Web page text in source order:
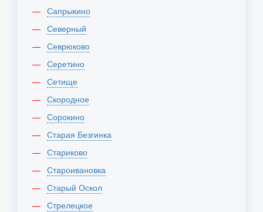
Сапрыкино
Северный
Севрюково
Серетино
Сетище
Скородное
Сорокино
Старая Безгинка
Стариково
Староивановка
Старый Оскол
Стрелецкое